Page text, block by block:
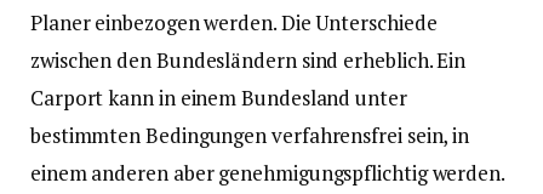
Planer einbezogen werden. Die Unterschiede
zwischen den Bundesländern sind erheblich. Ein
Carport kann in einem Bundesland unter
bestimmten Bedingungen verfahrensfrei sein, in
einem anderen aber genehmigungspflichtig werden.